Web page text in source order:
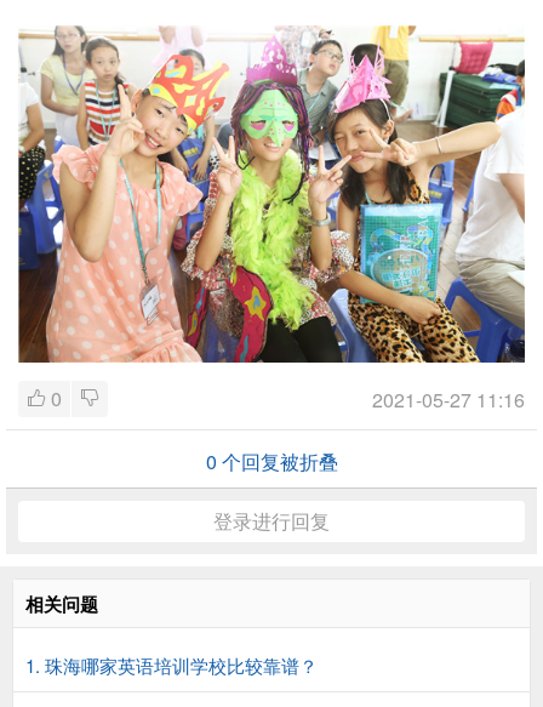
0 2021-05-27 11:16
0 个回复被折叠
登录进行回复
相关问题
1. 珠海哪家英语培训学校比较靠谱？